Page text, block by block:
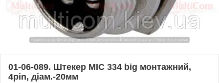
01-06-089. Штекер MIC 334 big монтажний,
4pin, діам.-20мм